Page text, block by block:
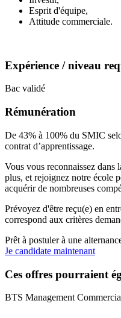
Esprit d'équipe,
Attitude commerciale.
Expérience / niveau
Bac validé
Rémunération
De 43% à 100% du SMIC
contrat d’apprentissage.
Vous vous reconnaissez dans
plus, et rejoignez notre école
acquérir de nombreuses
Prévoyez d'être reçu(e) en
correspond aux critères
Prêt à postuler à une
Je candidate maintenant
Ces offres pourraient
BTS Management